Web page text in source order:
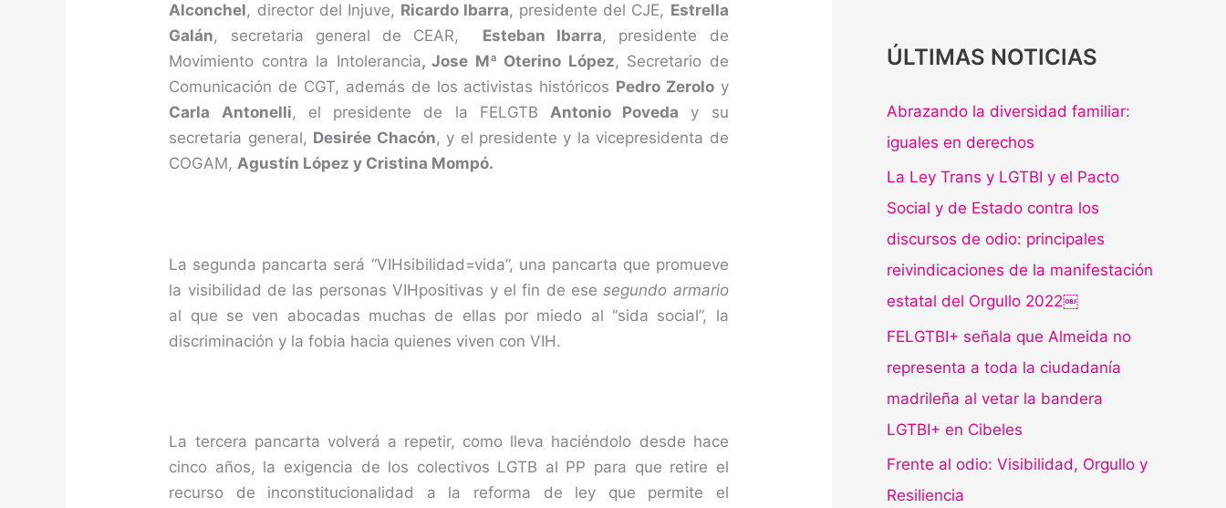
Alconchel, director del Injuve, Ricardo Ibarra, presidente del CJE, Estrella
Galán, secretaria general de CEAR, Esteban Ibarra, presidente de
Movimiento contra la Intolerancia,Jose Mª Oterino López, Secretario de
Comunicación de CGT, además de los activistas históricos Pedro Zeroloy
Carla Antonelli, el presidente de la FELGTB Antonio Poveda y su
secretaria general, Desirée Chacón, y el presidente y la vicepresidenta de
COGAM,Agustín López y Cristina Mompó.
La segunda pancarta será “VIHsibilidad=vida”, una pancarta que promueve
la visibilidad de las personas VIHpositivas y el fin de esesegundo armario
al que se ven abocadas muchas de ellas por miedo al “sida social”, la
discriminación y la fobia hacia quienes viven con VIH.
La tercera pancarta volverá a repetir, como lleva haciéndolo desde hace
cinco años, la exigencia de los colectivos LGTB al PP para que retire el
recurso de inconstitucionalidad a la reforma de ley que permite el
ÚLTIMAS NOTICIAS
Abrazando la diversidad familiar:
iguales en derechos
La Ley Trans y LGTBI y el Pacto
Social y de Estado contra los
discursos de odio: principales
reivindicaciones de la manifestación
estatal del Orgullo 2022￼
FELGTBI+ señala que Almeida no
representa a toda la ciudadanía
madrileña al vetar la bandera
LGTBI+ en Cibeles
Frente al odio: Visibilidad, Orgullo y
Resiliencia